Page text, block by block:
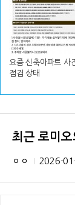
요즘 신축아파트 사
점검 상태
최근 로미
ㅇㅇ 2026-